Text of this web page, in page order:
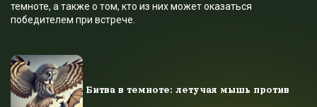
темноте, а также о том, кто из них может оказаться
победителем при встрече.
Битва в темноте: летучая мышь против